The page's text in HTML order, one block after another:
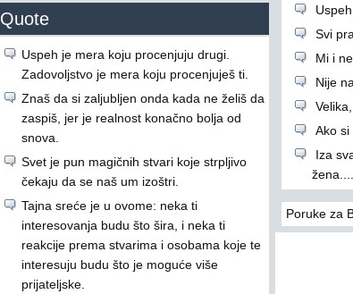
Quote
Uspeh je mera koju procenjuju drugi.
Zadovoljstvo je mera koju procenjuješ ti.
Znaš da si zaljubljen onda kada ne želiš da
zaspiš, jer je realnost konačno bolja od
snova.
Svet je pun magičnih stvari koje strpljivo
čekaju da se naš um izoštri.
Tajna sreće je u ovome: neka ti
interesovanja budu što šira, i neka ti
reakcije prema stvarima i osobama koje te
interesuju budu što je moguće više
prijateljske.
Svi
Mi i
Nije
Ako si
Iza
žena....
Poruke za